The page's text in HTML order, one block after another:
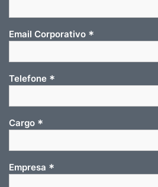
Email Corporativo *
Telefone *
Cargo *
Empresa *